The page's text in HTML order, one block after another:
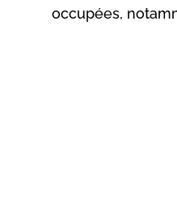
occupées,